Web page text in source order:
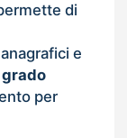
di
e
grado
per